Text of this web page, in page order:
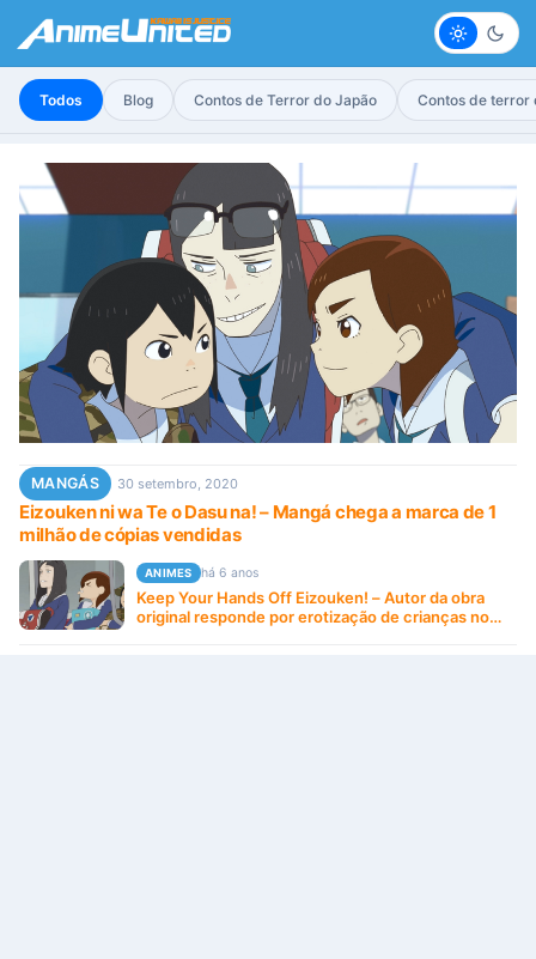
Claro
Todos Blog Contos de Terror do Japão Contos de terror
MANGÁS 30 setembro, 2020
Eizouken ni wa Te o Dasu na! – Mangá chega a marca de 1
milhão de cópias vendidas
ANIMES há 6 anos
Keep Your Hands Off Eizouken! – Autor da obra
original responde por erotização de crianças no